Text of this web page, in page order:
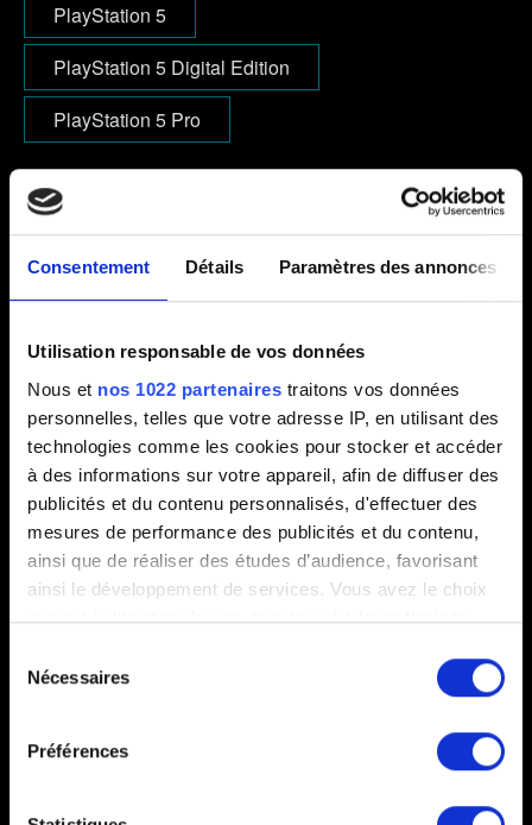
Consentement Détails Paramètres des annonces
Utilisation responsable de vos données
Nous et nos 1022 partenaires traitons vos données
personnelles, telles que votre adresse IP, en utilisant des
technologies comme les cookies pour stocker et accéder
à des informations sur votre appareil, afin de diffuser des
publicités et du contenu personnalisés, d'effectuer des
mesures de performance des publicités et du contenu,
ainsi que de réaliser des études d’audience, favorisant
ainsi le développement de services. Vous avez le choix
quant à l'utilisation de vos données et à leurs finalités.
tout moment en consultant la Déclaration relative aux
cookies ou en cliquant sur l'icône de confidentialité.
Si vous le permettez, nous aimerions également :
Nécessaires
Préférences
PlayStation 5
PlayStation 5 Digital Edition
PlayStation 5 Pro
E-mail (attention aux coquilles !)
Courte description du problème
0/20
Ajouter un fichier
Vous pouvez joindre un fichier à votre rapport, comme une
capture d'écran dans le cas de problèmes graphiques. Limite :
12 Mo.